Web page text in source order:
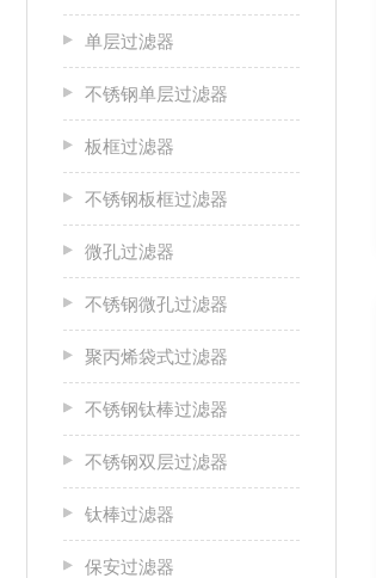
单层过滤器
不锈钢单层过滤器
板框过滤器
不锈钢板框过滤器
微孔过滤器
不锈钢微孔过滤器
聚丙烯袋式过滤器
不锈钢钛棒过滤器
不锈钢双层过滤器
钛棒过滤器
保安过滤器